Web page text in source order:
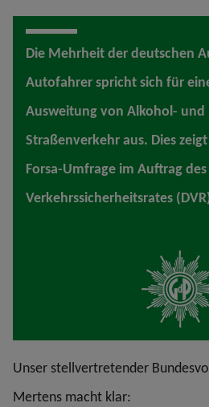
Die Mehrheit der deutschen
Autofahrer spricht sich für
Ausweitung von Alkohol-
Straßenverkehr aus. Dies
Forsa-Umfrage im Auftrag
Verkehrssicherheitsrates
Unser stellvertretender
Mertens macht klar: